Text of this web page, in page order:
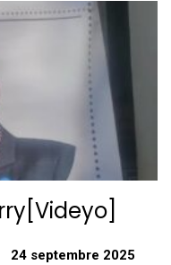
24 septembre 2025